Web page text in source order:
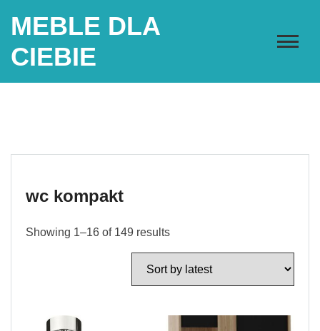
MEBLE DLA
CIEBIE
wc kompakt
Showing 1–16 of 149 results